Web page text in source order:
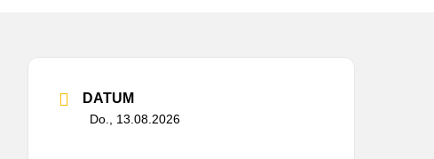
DATUM
Do., 13.08.2026